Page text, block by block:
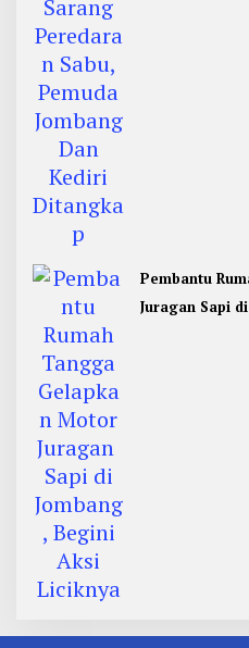
Pembantu
Juragan Sapi